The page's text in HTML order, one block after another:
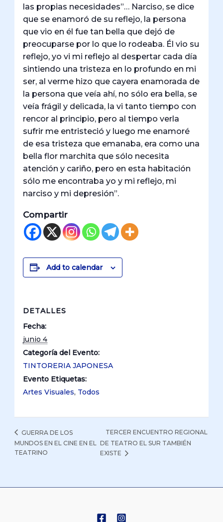
las propias necesidades”… Narciso, se dice
que se enamoró de su reflejo, la persona
que vio en él fue tan bella que dejó de
preocuparse por lo que lo rodeaba. Él vio su
reflejo, yo vi mi reflejo al despertar cada día
sintiendo una tristeza en lo profundo en mi
ser, al verme hizo que cayera enamorada de
la persona que veía ahí, no sólo era bella, se
veía frágil y delicada, la vi tanto tiempo con
rencor al principio, pero al tiempo verla
sufrir me entristeció y luego me enamoré
de esa tristeza que emanaba, era como una
bella flor marchita que sólo necesita
atención y cariño, pero en esta habitación
sólo me encontraba yo y mi reflejo, mi
narciso y mi depresión”.
Compartir
Add to calendar
DETALLES
Fecha:
junio 4
Categoría del Evento:
TINTORERIA JAPONESA
Evento Etiquetas:
Artes Visuales, Todos
GUERRA DE LOS
MUNDOS EN EL CINE EN EL
TEATRINO
TERCER ENCUENTRO REGIONAL
DE TEATRO EL SUR TAMBIÉN
EXISTE